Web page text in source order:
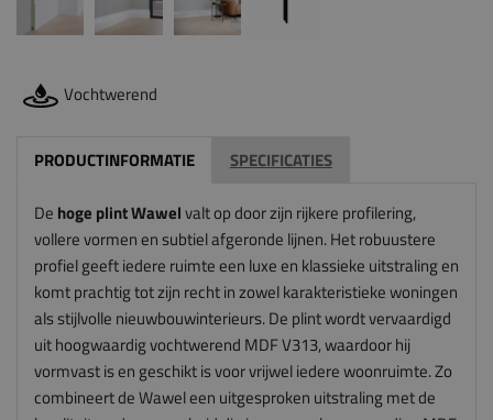
Vochtwerend
PRODUCTINFORMATIE SPECIFICATIES
De hoge plint Wawelvalt op door zijn rijkere profilering,
vollere vormen en subtiel afgeronde lijnen. Het robuustere
profiel geeft iedere ruimte een luxe en klassieke uitstraling en
komt prachtig tot zijn recht in zowel karakteristieke woningen
als stijlvolle nieuwbouwinterieurs. De plint wordt vervaardigd
uit hoogwaardig vochtwerend MDF V313, waardoor hij
vormvast is en geschikt is voor vrijwel iedere woonruimte. Zo
combineert de Wawel een uitgesproken uitstraling met de